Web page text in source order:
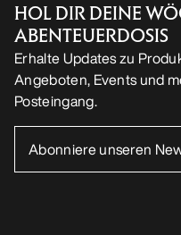
HOL DIR DEINE
ABENTEUERDOSIS
Erhalte Updates zu
Angeboten, Events und
Posteingang.